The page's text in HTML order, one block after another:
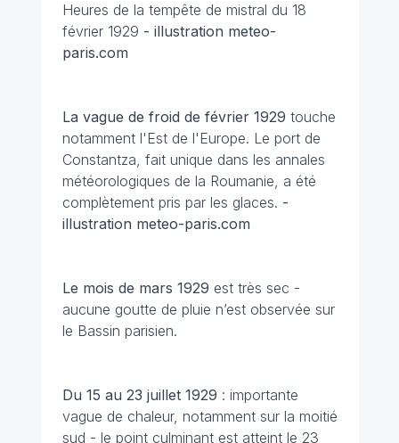
Heures de la tempête de mistral du 18
février 1929 - illustration meteo-
paris.com
La vague de froid de février 1929 touche
notamment l'Est de l'Europe. Le port de
Constantza, fait unique dans les annales
météorologiques de la Roumanie, a été
complètement pris par les glaces. -
illustration meteo-paris.com
Le mois de mars 1929 est très sec -
aucune goutte de pluie n’est observée sur
le Bassin parisien.
Du 15 au 23 juillet 1929 : importante
vague de chaleur, notamment sur la moitié
sud - le point culminant est atteint le 23